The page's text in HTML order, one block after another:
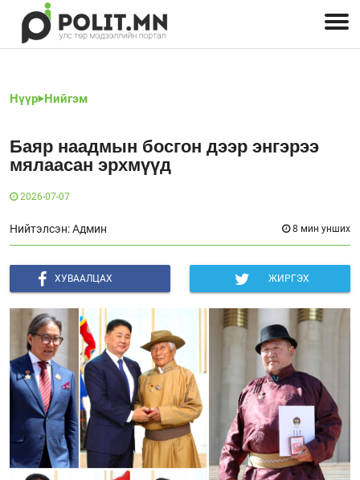
Нүүр Нийгэм
Баяр наадмын босгон дээр энгэрээ
мялаасан эрхмүүд
2026-07-07
Нийтэлсэн: Админ 8 мин унших
ХУВААЛЦАХ ЖИРГЭХ